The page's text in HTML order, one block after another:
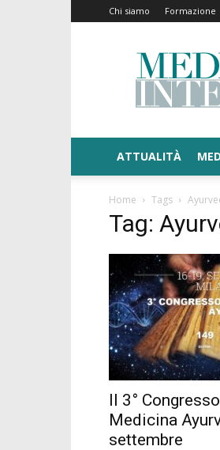
Chi siamo Formazione
Medicina
Integrata
ATTUALITÀ
Home Tags
Tag:
Il 3°
Medicina
settembre